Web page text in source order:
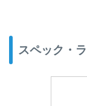
スペック・